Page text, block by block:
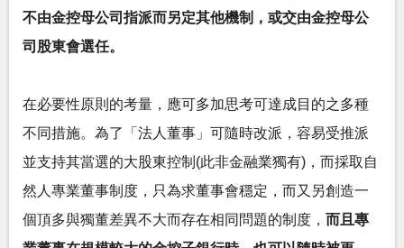
不由金控母公司指派而另定其他機制，或交由金控母公
司股東會選任。
在必要性原則的考量，應可多加思考可達成目的之多種
不同措施。為了「法人董事」可隨時改派，容易受推派
並支持其當選的大股東控制(此非金融業獨有)，而採取自
然人專業董事制度，只為求董事會穩定，而又另創造一
個頂多與獨董差異不大而存在相同問題的制度， 而且專